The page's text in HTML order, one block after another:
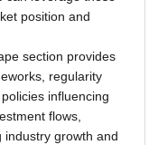
position and
section provides
regularity
influencing
flows,
industry growth and